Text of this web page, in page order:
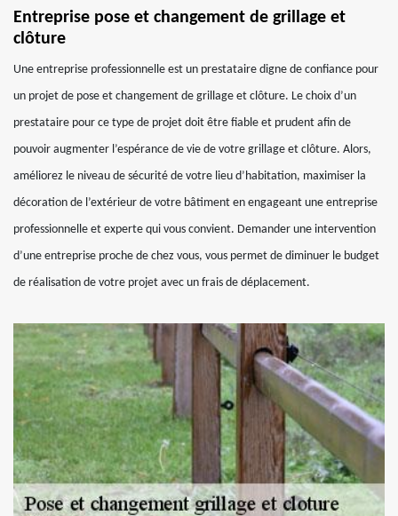
Entreprise pose et changement de grillage et
clôture
Une entreprise professionnelle est un prestataire digne de confiance pour
un projet de pose et changement de grillage et clôture. Le choix d’un
prestataire pour ce type de projet doit être fiable et prudent afin de
pouvoir augmenter l’espérance de vie de votre grillage et clôture. Alors,
améliorez le niveau de sécurité de votre lieu d’habitation, maximiser la
décoration de l’extérieur de votre bâtiment en engageant une entreprise
professionnelle et experte qui vous convient. Demander une intervention
d’une entreprise proche de chez vous, vous permet de diminuer le budget
de réalisation de votre projet avec un frais de déplacement.